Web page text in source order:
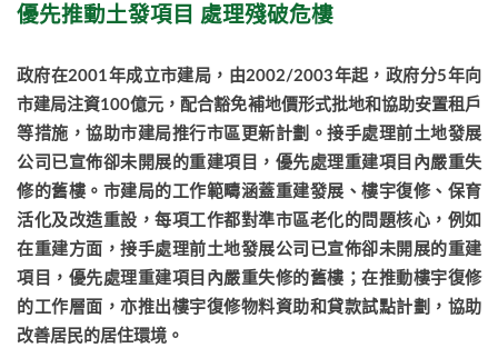
優先推動土發項目 處理殘破危樓
政府在2001年成立市建局，由2002/2003年起，政府分5年向
市建局注資100億元，配合豁免補地價形式批地和協助安置租戶
等措施，協助市建局推行市區更新計劃。接手處理前土地發展
公司已宣佈卻未開展的重建項目，優先處理重建項目內嚴重失
修的舊樓。 市建局的工作範疇涵蓋重建發展、樓宇復修、保育
活化及改造重設，每項工作都對準市區老化的問題核心，例如
在重建方面 ，接手處理前土地發展公司已宣佈卻未開展的重建
項目，優先處理重建項目內嚴重失修的舊樓；在推動樓宇復修
的工作層面，亦推出樓宇復修物料資助和貸款試點計劃，協助
改善居民的居住環境。